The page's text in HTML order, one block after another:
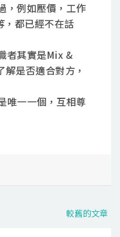
，例如壓價，工作
都已經不在話
者其實是Mix &
是否適合對方，
唯一一個，互相尊
較舊的文章